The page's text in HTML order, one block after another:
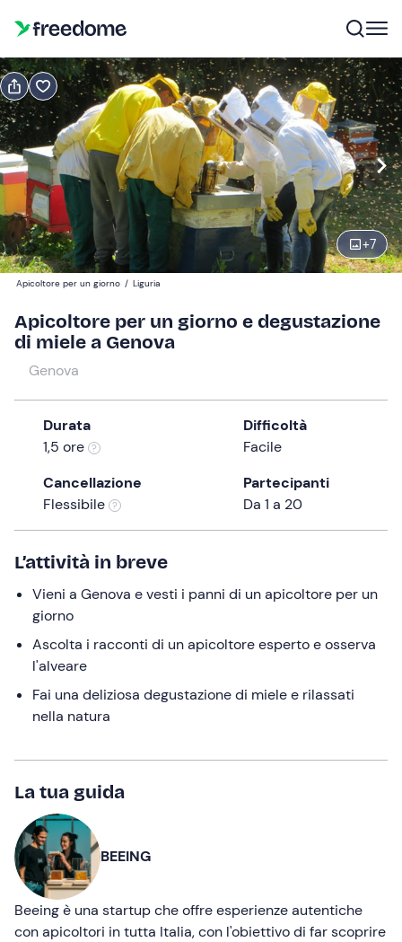
+7
Prenota Regala
Navigate
forward
to
interact
with
the
calendar
and
select
date.
Press
question
get
the
keyboard
shortcuts
changing
dates.
Modifica
09:00 Modifica
Partecipanti
55 €
1
Apicoltore per un giorno / Liguria
Apicoltore per un giorno e degustazione
di miele a Genova
Genova
Durata
1,5 ore
Difficoltà
Facile
Cancellazione
Flessibile
Partecipanti
Da 1 a 20
L’attività in breve
Vieni a Genova e vesti i panni di un apicoltore per un
giorno
Ascolta i racconti di un apicoltore esperto e osserva
l'alveare
Fai una deliziosa degustazione di miele e rilassati
nella natura
La tua guida
BEEING
Beeing è una startup che offre esperienze autentiche
con apicoltori in tutta Italia, con l'obiettivo di far scoprire